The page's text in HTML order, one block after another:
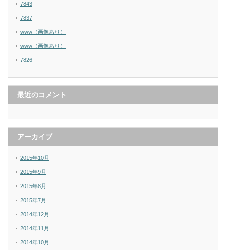
7843
7837
www（画像あり）
www（画像あり）
7826
最近のコメント
アーカイブ
2015年10月
2015年9月
2015年8月
2015年7月
2014年12月
2014年11月
2014年10月